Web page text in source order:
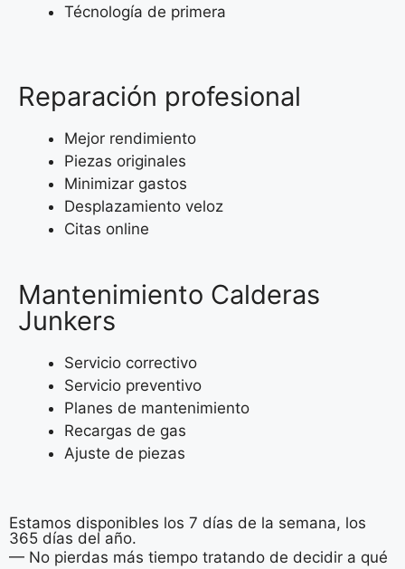
Técnología de primera
Reparación profesional
Mejor rendimiento
Piezas originales
Minimizar gastos
Desplazamiento veloz
Citas online
Mantenimiento Calderas
Junkers
Servicio correctivo
Servicio preventivo
Planes de mantenimiento
Recargas de gas
Ajuste de piezas
Estamos disponibles los 7 días de la semana, los
365 días del año.
— No pierdas más tiempo tratando de decidir a qué